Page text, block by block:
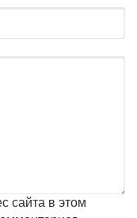
сайта в этом